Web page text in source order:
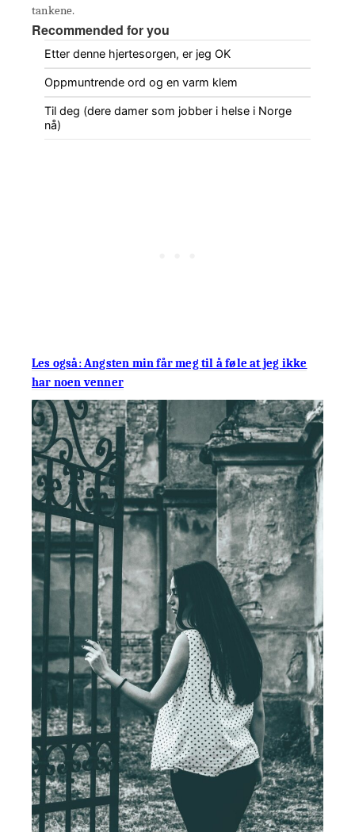
tankene.
Recommended for you
Etter denne hjertesorgen, er jeg OK
Oppmuntrende ord og en varm klem
Til deg (dere damer som jobber i helse i Norge
nå)
Les også: Angsten min får meg til å føle at jeg ikke
har noen venner